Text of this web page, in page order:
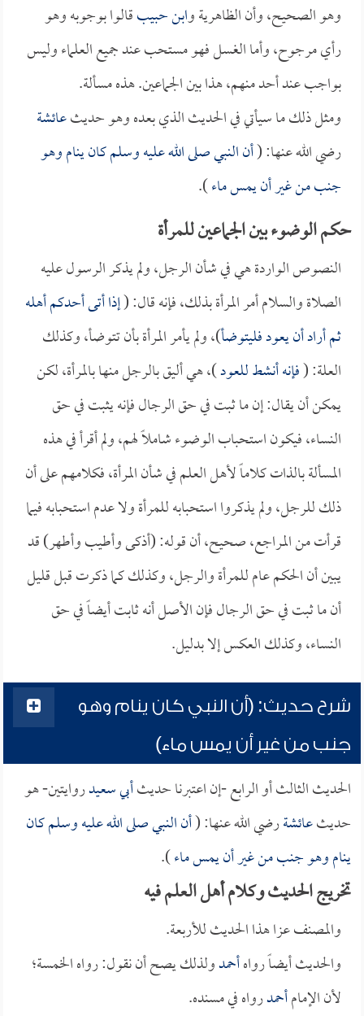
وهو الصحيح، وأن الظاهرية وابن حبيبقالوا بوجوبه وهو
رأي مرجوح، وأما الغسل فهو مستحب عند جميع العلماء وليس
بواجب عند أحد منهم، هذا بين الجماعين. هذه مسألة.
ومثل ذلك ما سيأتي في الحديث الذي بعده وهو حديثعائشة
رضي الله عنها: (أن النبي صلى الله عليه وسلم كان ينام وهو
جنب من غير أن يمس ماء).
حكم الوضوء بين الجماعين للمرأة
النصوص الواردة هي في شأن الرجل، ولم يذكر الرسول عليه
الصلاة والسلام أمر المرأة بذلك، فإنه قال: (إذا أتى أحدكم أهله
ثم أراد أن يعود فليتوضأ)، ولم يأمر المرأة بأن تتوضأ، وكذلك
العلة: (فإنه أنشط للعود)، هي أليق بالرجل منها بالمرأة، لكن
يمكن أن يقال: إن ما ثبت في حق الرجال فإنه يثبت في حق
النساء، فيكون استحباب الوضوء شاملاً لهم، ولم أقرأ في هذه
المسألة بالذات كلاماً لأهل العلم في شأن المرأة، فكلامهم على أن
ذلك للرجل، ولم يذكروا استحبابه للمرأة ولا عدم استحبابه فيما
قرأت من المراجع، صحيح، أن قوله: (أذكى وأطيب وأطهر) قد
يبين أن الحكم عام للمرأة والرجل، وكذلك كما ذكرت قبل قليل
أن ما ثبت في حق الرجال فإن الأصل أنه ثابت أيضاً في حق
النساء، وكذلك العكس إلا بدليل.
شرح حديث: (أن النبي كان ينام وهو
جنب من غير أن يمس ماء)
الحديث الثالث أو الرابع -إن اعتبرنا حديثأبي سعيدروايتين- هو
حديثعائشةرضي الله عنها: (أن النبي صلى الله عليه وسلم كان
ينام وهو جنب من غير أن يمس ماء).
تخريج الحديث وكلام أهل العلم فيه
والمصنف عزا هذا الحديث للأربعة.
والحديث أيضاً رواهأحمدولذلك يصح أن نقول: رواه الخمسة؛
لأن الإمامأحمدرواه في مسنده.